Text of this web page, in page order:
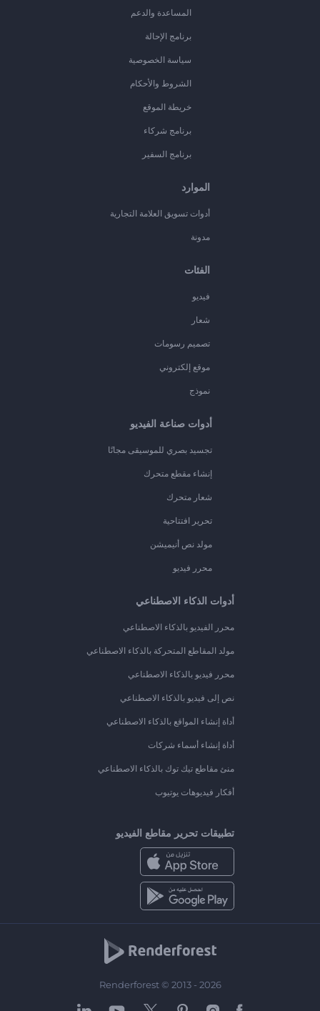
المساعدة والدعم
برنامج الإحالة
سياسة الخصوصية
الشروط والأحكام
خريطة الموقع
برنامج شركاء
برنامج السفير
الموارد
أدوات تسويق العلامة التجارية
مدونة
الفئات
فيديو
شعار
تصميم رسومات
موقع إلكتروني
نموذج
أدوات صناعة الفيديو
تجسيد بصري للموسيقى مجانًا
إنشاء مقطع متحرك
شعار متحرك
تحرير افتتاحية
مولد نص أنيميشن
محرر فيديو
أدوات الذكاء الاصطناعي
محرر الفيديو بالذكاء الاصطناعي
مولد المقاطع المتحركة بالذكاء الاصطناعي
محرر فيديو بالذكاء الاصطناعي
نص إلى فيديو بالذكاء الاصطناعي
أداة إنشاء المواقع بالذكاء الاصطناعي
أداة إنشاء أسماء شركات
منئ مقاطع تيك توك بالذكاء الاصطناعي
أفكار فيديوهات يوتيوب
تطبيقات تحرير مقاطع الفيديو
Renderforest © 2013 - 2026